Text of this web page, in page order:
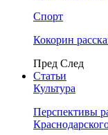
Спорт
Кокорин
Пред След
Статьи
Культура
Перспективы